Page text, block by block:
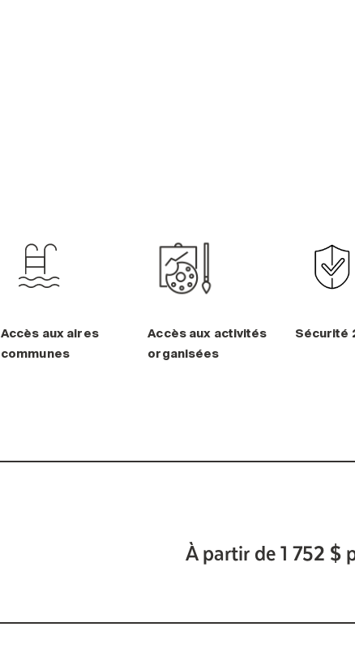
Accès aux aires
communes
Accès aux activités
organisées
Sécurité
À partir de 1 752 $